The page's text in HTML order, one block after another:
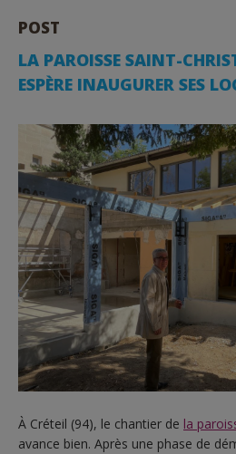
POST
LA PAROISSE SAINT-
ESPÈRE INAUGURER SES
À Créteil (94), le chantier de la
avance bien. Après une phase de